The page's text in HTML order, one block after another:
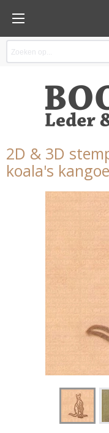
2D & 3D
koala's